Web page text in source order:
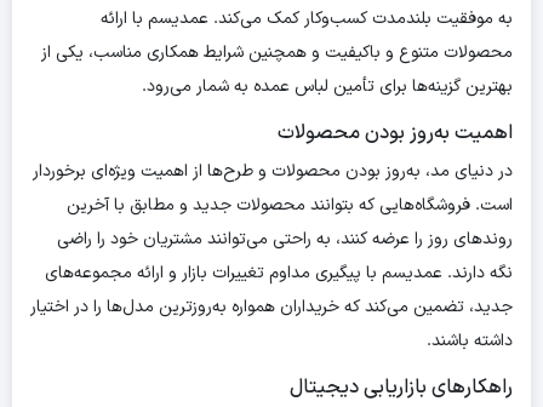
به موفقیت بلندمدت کسب‌وکار کمک می‌کند. عمدیسم با ارائه
محصولات متنوع و باکیفیت و همچنین شرایط همکاری مناسب، یکی از
بهترین گزینه‌ها برای تأمین لباس عمده به شمار می‌رود.
اهمیت به‌روز بودن محصولات
در دنیای مد، به‌روز بودن محصولات و طرح‌ها از اهمیت ویژه‌ای برخوردار
است. فروشگاه‌هایی که بتوانند محصولات جدید و مطابق با آخرین
روندهای روز را عرضه کنند، به راحتی می‌توانند مشتریان خود را راضی
نگه دارند. عمدیسم با پیگیری مداوم تغییرات بازار و ارائه مجموعه‌های
جدید، تضمین می‌کند که خریداران همواره به‌روزترین مدل‌ها را در اختیار
داشته باشند.
راهکارهای بازاریابی دیجیتال